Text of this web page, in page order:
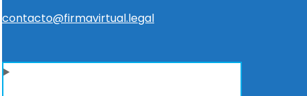
contacto@firmavirtual.legal